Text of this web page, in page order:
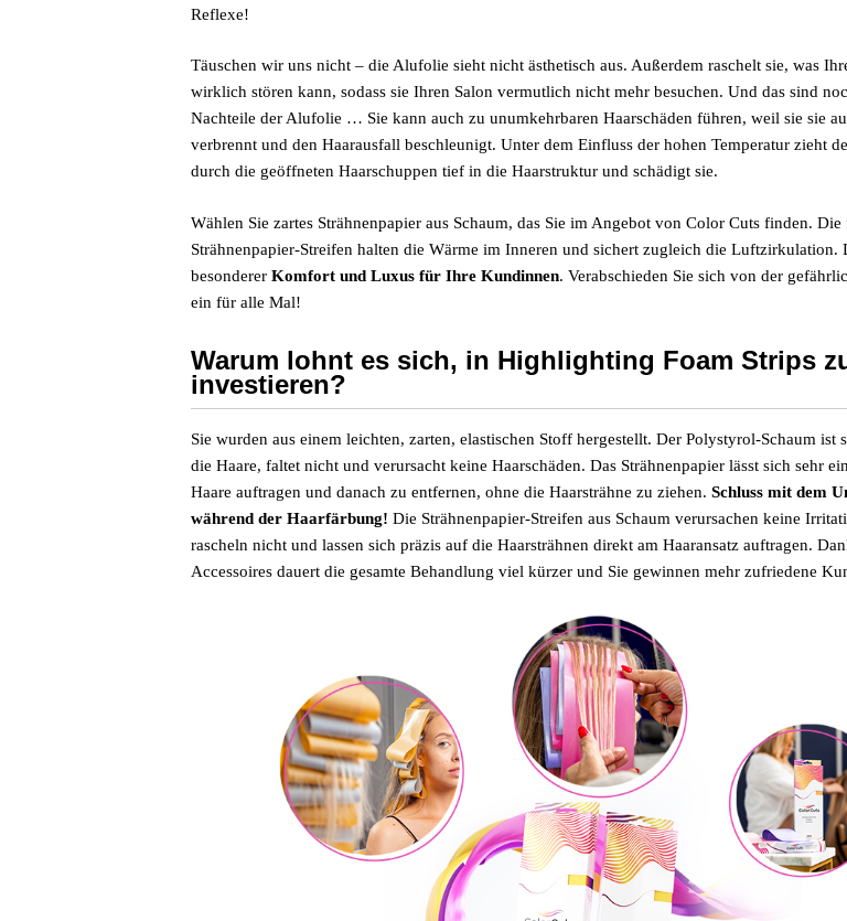
Reflexe!
Täuschen wir uns nicht – die Alufolie sieht nicht ästhetisch aus. Außerdem raschelt sie, was
wirklich stören kann, sodass sie Ihren Salon vermutlich nicht mehr besuchen. Und das sind
Nachteile der Alufolie … Sie kann auch zu unumkehrbaren Haarschäden führen, weil sie sie
verbrennt und den Haarausfall beschleunigt. Unter dem Einfluss der hohen Temperatur zieht
durch die geöffneten Haarschuppen tief in die Haarstruktur und schädigt sie.
Wählen Sie zartes Strähnenpapier aus Schaum, das Sie im Angebot von Color Cuts finden. Die
Strähnenpapier-Streifen halten die Wärme im Inneren und sichert zugleich die Luftzirkulation.
besonderer Komfort und Luxus für Ihre Kundinnen. Verabschieden Sie sich von der
ein für alle Mal!
Warum lohnt es sich, in Highlighting Foam Strips
investieren?
Sie wurden aus einem leichten, zarten, elastischen Stoff hergestellt. Der Polystyrol-Schaum ist
die Haare, faltet nicht und verursacht keine Haarschäden. Das Strähnenpapier lässt sich sehr
Haare auftragen und danach zu entfernen, ohne die Haarsträhne zu ziehen. Schluss mit dem
während der Haarfärbung! Die Strähnenpapier-Streifen aus Schaum verursachen keine
rascheln nicht und lassen sich präzis auf die Haarsträhnen direkt am Haaransatz auftragen.
Accessoires dauert die gesamte Behandlung viel kürzer und Sie gewinnen mehr zufriedene